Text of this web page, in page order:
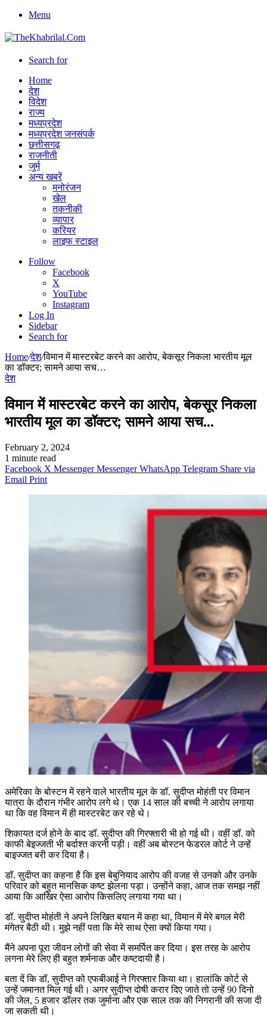
Menu
Search for
Home
देश
विदेश
राज्य
मध्यप्रदेश
मध्यप्रदेश जनसंपर्क
छत्तीसगढ़
राजनीती
जुर्म
अन्य खबरें
मनोरंजन
खेल
तकनीकी
व्यापार
करियर
लाइफ स्टाइल
Follow
Facebook
X
YouTube
Instagram
Log In
Sidebar
Search for
Home/देश/विमान में मास्टरबेट करने का आरोप, बेकसूर निकला भारतीय मूल
का डॉक्टर; सामने आया सच…
देश
विमान में मास्टरबेट करने का आरोप, बेकसूर निकला
भारतीय मूल का डॉक्टर; सामने आया सच…
February 2, 2024
1 minute read
Facebook X Messenger Messenger WhatsApp Telegram Share via
Email Print
अमेरिका के बोस्टन में रहने वाले भारतीय मूल के डॉ. सुदीप्त मोहंती पर विमान
यात्रा के दौरान गंभीर आरोप लगे थे। एक 14 साल की बच्ची ने आरोप लगाया
था कि वह विमान में ही मास्टरबेट कर रहे थे।
शिकायत दर्ज होने के बाद डॉ. सुदीप्त की गिरफ्तारी भी हो गई थी। वहीं डॉ. को
काफी बेइज्जती भी बर्दाश्त करनी पड़ी। वहीं अब बोस्टन फेडरल कोर्ट ने उन्हें
बाइज्जत बरी कर दिया है।
डॉ. सुदीप्त का कहना है कि इस बेबुनियाद आरोप की वजह से उनको और उनके
परिवार को बहुत मानसिक कष्ट झेलना पड़ा। उन्होंने कहा, आज तक समझ नहीं
आया कि आखिर ऐसा आरोप किसलिए लगाया गया था।
डॉ. सुदीप्त मोहंती ने अपने लिखित बयान में कहा था, विमान में मेरे बगल मेरी
मंगेतर बैठी थी। मुझे नहीं पता कि मेरे साथ ऐसा क्यों किया गया।
मैंने अपना पूरा जीवन लोगों की सेवा में समर्पित कर दिया। इस तरह के आरोप
लगना मेरे लिए ही बहुत शर्मनाक और कष्टदायी है।
बता दें कि डॉ, सुदीप्त को एफबीआई ने गिरफ्तार किया था। हालांकि कोर्ट से
उन्हें जमानत मिल गई थी। अगर सुदीप्त दोषी करार दिए जाते तो उन्हें 90 दिनो
की जेल, 5 हजार डॉलर तक जुर्माना और एक साल तक की निगरानी की सजा दी
जा सकती थी।